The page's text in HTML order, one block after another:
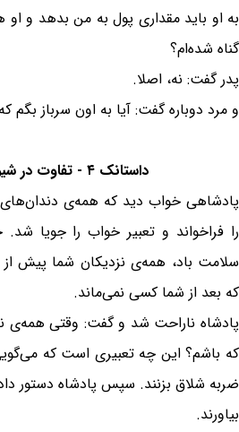
به او باید مقداری پول به من بدهد و او
گناه شده‌ام؟
پدر گفت: نه، اصلا.
و مرد دوباره گفت: آیا به اون سرباز
داستانک ۴ - تفاوت در شیوه‌ی بیان
پادشاهی خواب دید که همه‌ی دندان‌های
را فراخواند و تعبیر خواب را جویا شد.
سلامت باد، همه‌ی نزدیکان شما پیش از
که بعد از شما کسی نمی‌ماند.
پادشاه ناراحت شد و گفت: وقتی همه‌ی
که باشم؟ این چه تعبیری است که
ضربه شلاق بزنند. سپس پادشاه دستور داد
بیاورند.